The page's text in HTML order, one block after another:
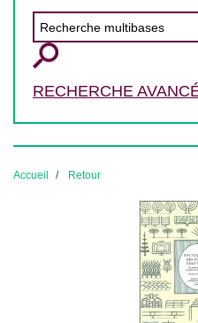
RECHERCHE
Accueil Retour